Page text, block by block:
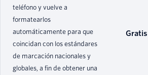
teléfono y vuelve a
formatearlos
automáticamente para que
coincidan con los estándares
de marcación nacionales y
globales, a fin de obtener una
Gratis